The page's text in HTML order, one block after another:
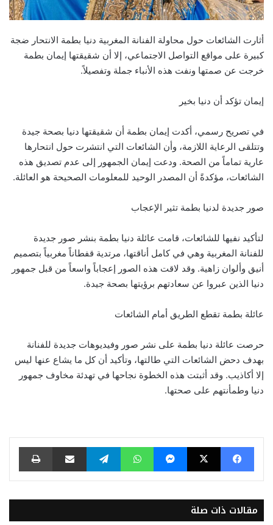
أثارت الشائعات حول محاولة الفنانة المغربية دنيا بطمة الانتحار ضجة
كبيرة على مواقع التواصل الاجتماعي، إلا أن شقيقتها إيمان بطمة
خرجت عن صمتها ونفت هذه الأنباء جملة وتفصيلاً.
إيمان تؤكد أن دنيا بخير
في تصريح رسمي، أكدت إيمان بطمة أن شقيقتها دنيا بصحة جيدة
وتتلقى الرعاية اللازمة، وأن الشائعات التي انتشرت حول انتحارها
عارية تماماً من الصحة. ودعت إيمان الجمهور إلى عدم تصديق هذه
الشائعات، مؤكدةً أن المصدر الوحيد للمعلومات الصحيحة هو العائلة.
صور جديدة لدنيا بطمة تثير الإعجاب
لتأكيد نفيها للشائعات، قامت عائلة دنيا بطمة بنشر صور جديدة
للفنانة المغربية وهي في كامل أناقتها، مرتدية قفطاناً مغربياً بتصميم
أنيق وألوان زاهية. وقد لاقت هذه الصور إعجاباً واسعاً من قبل جمهور
دنيا الذين عبروا عن سعادتهم برؤيتها بصحة جيدة.
عائلة بطمة تقطع الطريق أمام الشائعات
حرصت عائلة دنيا بطمة على نشر صور وفيديوهات جديدة للفنانة
بهدف دحض الشائعات التي طالتها، وتأكيد أن كل ما يشاع عنها ليس
إلا أكاذيب. وقد أثبتت هذه الخطوة نجاحها في تهدئة مخاوف جمهور
دنيا وطمأنتهم على صحتها.
فيسبوك ‫X ماسنجر واتساب تيلقرام مشاركة عبر البريد طباعة
مقالات ذات صلة